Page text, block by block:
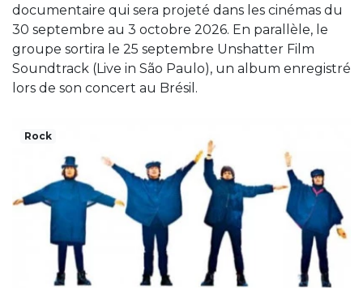
documentaire qui sera projeté dans les cinémas du
30 septembre au 3 octobre 2026. En parallèle, le
groupe sortira le 25 septembre Unshatter Film
Soundtrack (Live in São Paulo), un album enregistré
lors de son concert au Brésil.
Rock